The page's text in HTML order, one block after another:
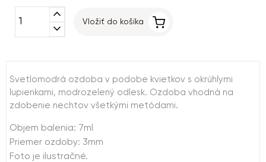
expand_less
expand_more
Vložiť do košíka
Svetlomodrá ozdoba v podobe kvietkov s okrúhlymi
lupienkami, modrozelený odlesk. Ozdoba vhodná na
zdobenie nechtov všetkými metódami.
Objem balenia: 7ml
Priemer ozdoby: 3mm
Foto je ilustračné.